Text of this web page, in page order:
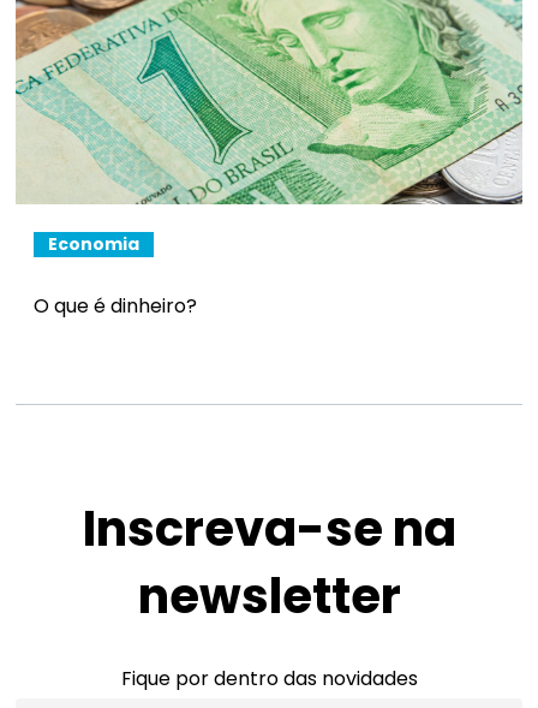
Economia
O que é dinheiro?
Inscreva-se na
newsletter
Fique por dentro das novidades